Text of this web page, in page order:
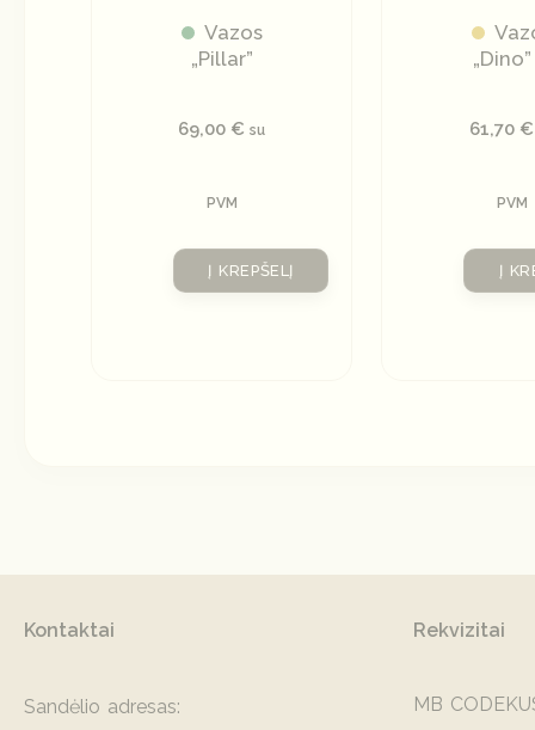
Vazos
„Pillar”
69,00 € su
PVM
Į KREPŠELĮ
61,70 €
PVM
Į
Kontaktai
Sandėlio adresas:
Rekvizitai
MB